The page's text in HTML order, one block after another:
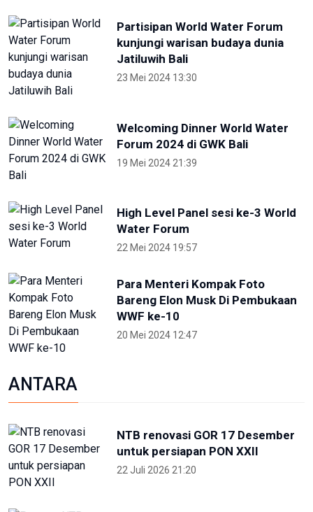
Partisipan World Water Forum
kunjungi warisan budaya dunia
Jatiluwih Bali
23 Mei 2024 13:30
Welcoming Dinner World Water
Forum 2024 di GWK Bali
19 Mei 2024 21:39
High Level Panel sesi ke-3 World
Water Forum
22 Mei 2024 19:57
Para Menteri Kompak Foto
Bareng Elon Musk Di Pembukaan
WWF ke-10
20 Mei 2024 12:47
ANTARA
NTB renovasi GOR 17 Desember
untuk persiapan PON XXII
22 Juli 2026 21:20